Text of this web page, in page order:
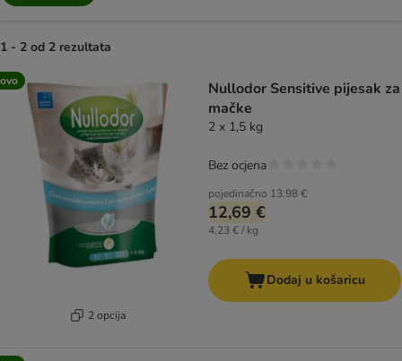
1 - 2 od 2 rezultata
artikli proizvoda su promijenjeni
2 opcija
Nullodor Sensitive pijesak za
mačke
2 x 1,5 kg
pojedinačno 13,98 €
12,69 €
4,23 € / kg
Bez ocjena
Dodaj u košaricu